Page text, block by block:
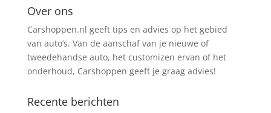
Over ons
Carshoppen.nl geeft tips en advies op het gebied
van auto’s. Van de aanschaf van je nieuwe of
tweedehandse auto, het customizen ervan of het
onderhoud, Carshoppen geeft je graag advies!
Recente berichten